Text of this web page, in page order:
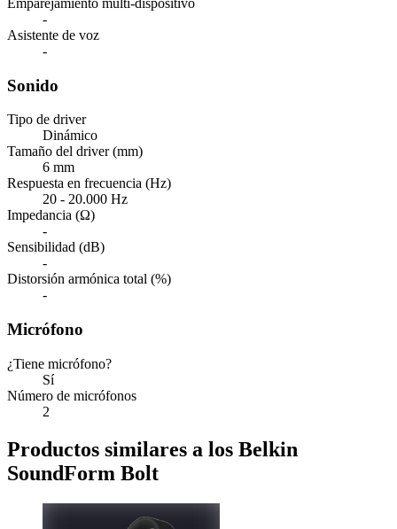
Emparejamiento multi-dispositivo
-
Asistente de voz
-
Sonido
Tipo de driver
Dinámico
Tamaño del driver (mm)
6 mm
Respuesta en frecuencia (Hz)
20 - 20.000 Hz
Impedancia (Ω)
-
Sensibilidad (dB)
-
Distorsión armónica total (%)
-
Micrófono
¿Tiene micrófono?
Sí
Número de micrófonos
2
Productos similares a los Belkin
SoundForm Bolt